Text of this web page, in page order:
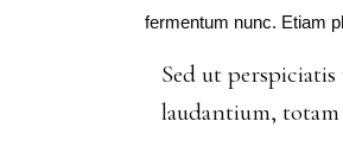
fermentum nunc. Etiam
Sed ut
laudantium, totam